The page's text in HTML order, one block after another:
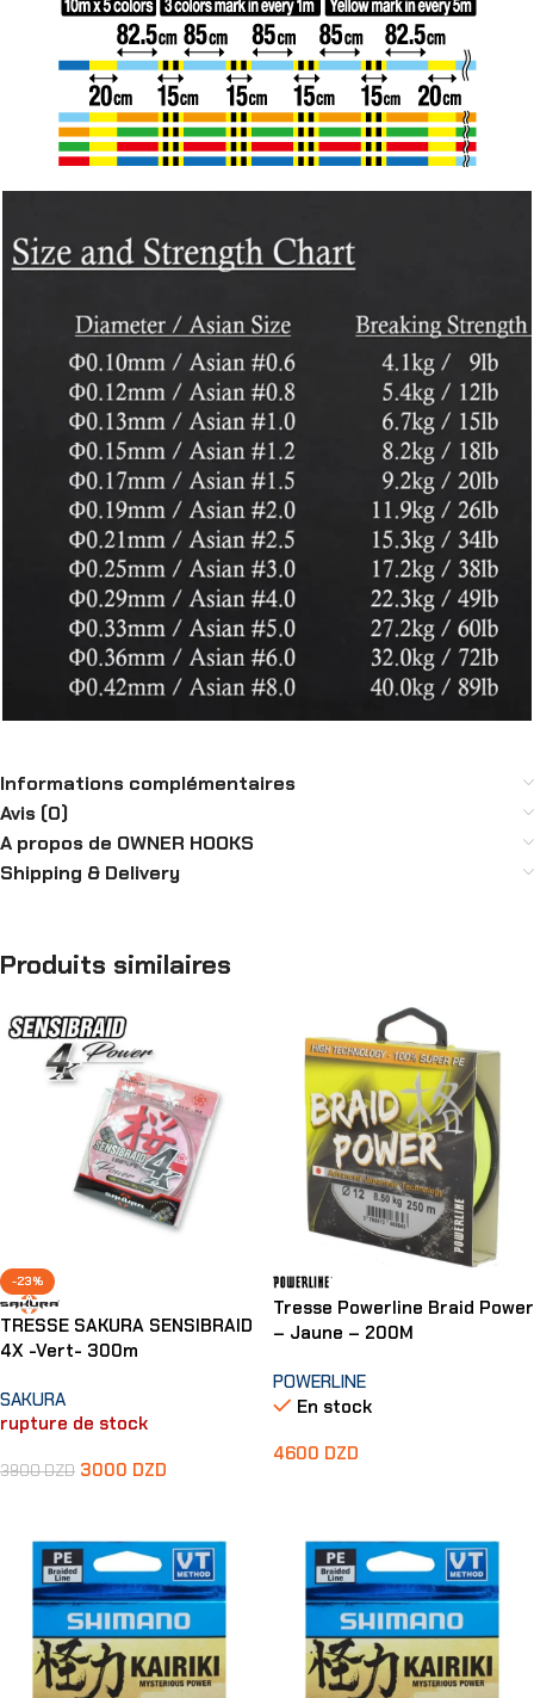
Informations complémentaires
Avis (0)
A propos de OWNER HOOKS
Shipping & Delivery
Produits similaires
-23%
TRESSE SAKURA SENSIBRAID
4X -Vert- 300m
SAKURA
rupture de stock
3900DZD 3000 DZD
Tresse Powerline Braid Power
– Jaune – 200M
POWERLINE
En stock
4600 DZD